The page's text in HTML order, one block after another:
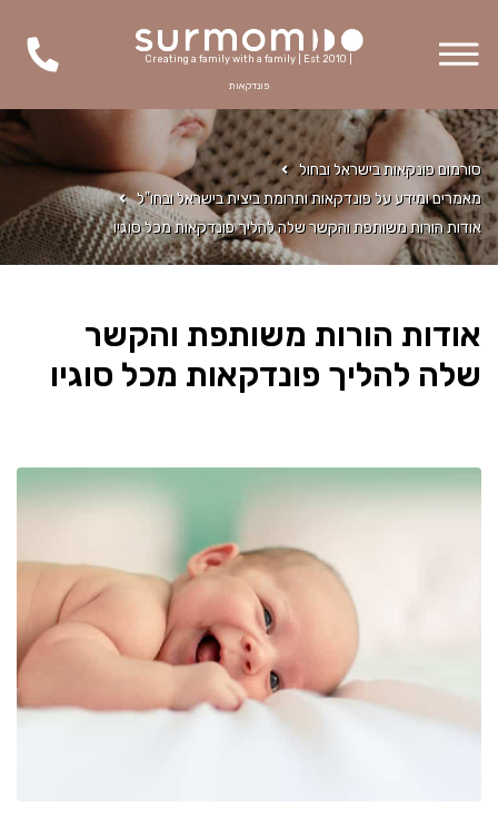
Creating a family with a family | Est 2010 |
פונדקאות
סורמום פונקאות בישראל ובחול
מאמרים ומידע על פונדקאות ותרומת ביצית בישראל ובחו"ל
אודות הורות משותפת והקשר שלה להליך פונדקאות מכל סוגיו
אודות הורות משותפת והקשר
שלה להליך פונדקאות מכל סוגיו